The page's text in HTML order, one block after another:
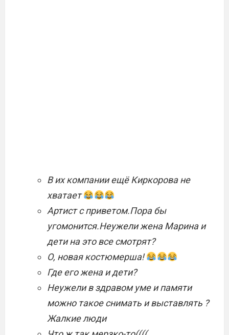
В их компании ещё Киркорова не
хватает
Артист с приветом.Пора бы
угомонится.Неужели жена Марина и
дети на это все смотрят?
О, новая костюмерша!
Где его жена и дети?
Неужели в здравом уме и памяти
можно такое снимать и выставлять ?
Жалкие люди